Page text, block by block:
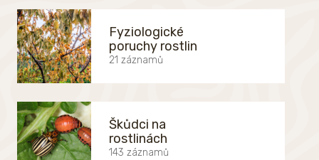
Fyziologické
poruchy rostlin
21 záznamů
Škůdci na
rostlinách
143 záznamů